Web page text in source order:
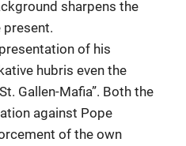
sharpens the
present.
of his
hubris even the
Gallen-Mafia”. Both the
against Pope
of the own